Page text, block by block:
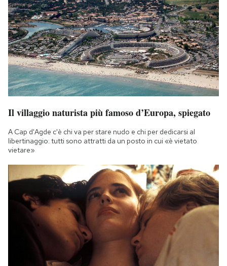
Il villaggio naturista più famoso d’Europa, spiegato
A Cap d'Agde c'è chi va per stare nudo e chi per dedicarsi al
libertinaggio: tutti sono attratti da un posto in cui «è vietato
vietare»